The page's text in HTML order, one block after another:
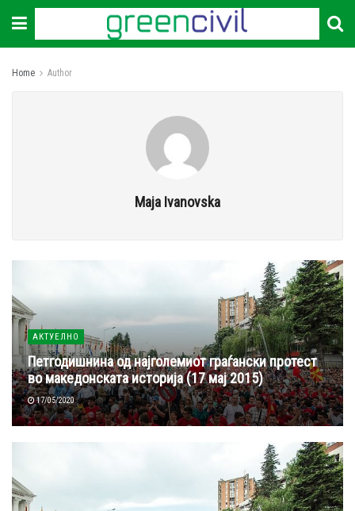
Home Author
Maja Ivanovska
АКТУЕЛНО
Петгодишнина од најголемиот граѓански протест
во македонската историја (17 мај 2015)
17/05/2020